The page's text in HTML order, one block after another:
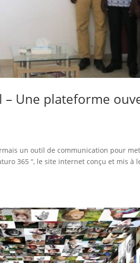
– Une plateforme
un outil de communication pour
365 “, le site internet conçu et mis à